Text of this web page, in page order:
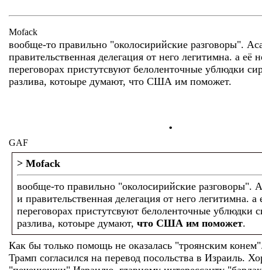
Mofack
вообще-то правильно "околосирийские разговоры".
правительственная делегация от него легитимна. а её
переговорах пристутсвуют белоленточные ублюдки
разлива, котоыре думают, что США им поможет.
.
GAF
> Mofack
вообще-то правильно "околосирийские разговоры".
и правительственная делегация от него легитимна. а
переговорах пристутсвуют белоленточные ублюдки
разлива, котоыре думают, что США им поможет.
Как бы только помощь не оказалась "троянским
Трамп согласился на перевод посольства в Израиль.